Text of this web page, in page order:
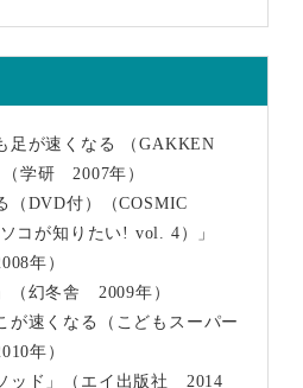
足が速くなる （GAKKEN
（学研 2007年）
（DVD付）（COSMIC
コが知りたい! vol. 4）」
年）
（幻冬舎 2009年）
が速くなる（こどもスーパー
年）
ッド」（エイ出版社 2014